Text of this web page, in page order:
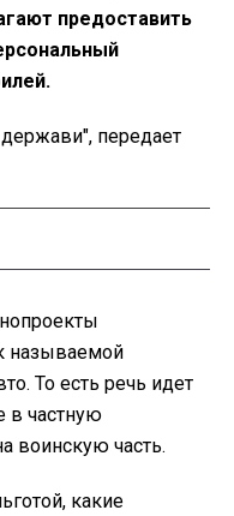
предоставить
передает
называемой
То есть речь идет
в частную
воинскую часть.
какие